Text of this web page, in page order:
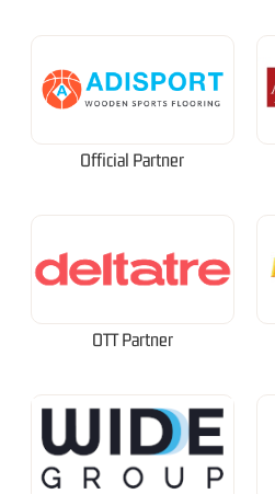
Official Partner
OTT Partner